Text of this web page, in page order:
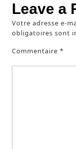
Leave a
Votre adresse e-
obligatoires sont
Commentaire *